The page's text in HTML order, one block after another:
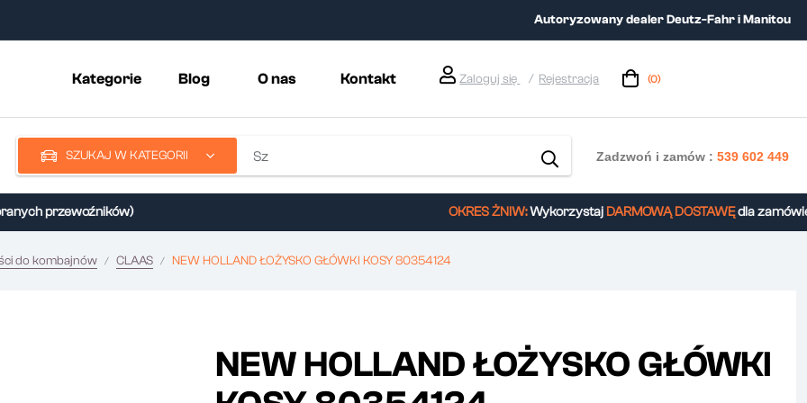
Autoryzowany dealer Deutz-Fahr i Manitou
Kategorie Blog O nas Kontakt Zaloguj się Rejestracja (0)
SZUKAJ W KATEGORII Zadzwoń i zamów :539 602 449
przewoźników) OKRES ŻNIW:WykorzystajDARMOWĄ DOSTAWĘdla zamówień
do kombajnów CLAAS NEW HOLLAND ŁOŻYSKO GŁÓWKI KOSY 80354124
NEW HOLLAND ŁOŻYSKO GŁÓWKI